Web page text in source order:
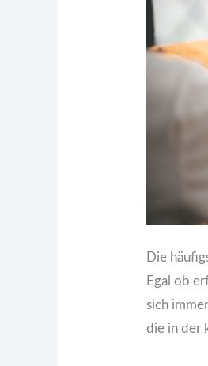
Die
Egal ob
sich
die in der